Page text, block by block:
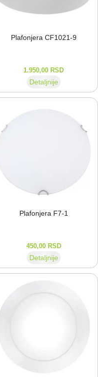
Plafonjera CF1021-⁠9
1.950,00 RSD
Detaljnije
Plafonjera F7-⁠1
450,00 RSD
Detaljnije